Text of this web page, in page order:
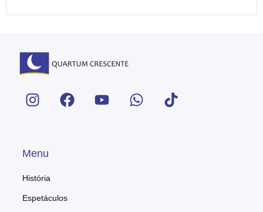
Menu
História
Espetáculos